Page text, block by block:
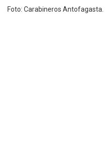
Foto: Carabineros Antofagasta.